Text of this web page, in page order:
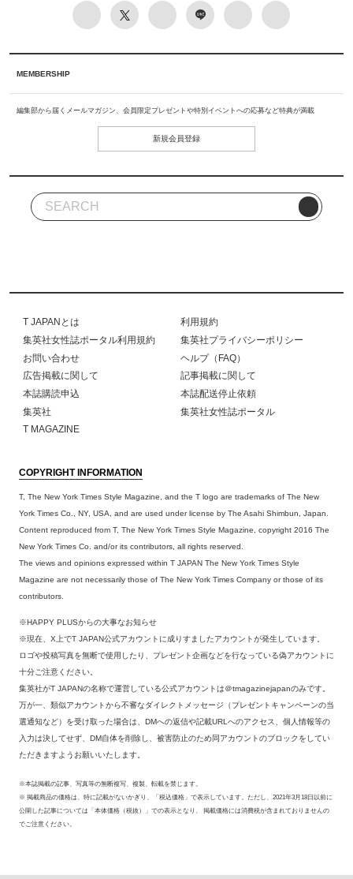
MEMBERSHIP
編集部から届くメールマガジン、会員限定プレゼントや特別イベントへの応募など特典が満載
新規会員登録
T JAPANとは
利用規約
集英社女性誌ポータル利用規約
集英社プライバシーポリシー
お問い合わせ
ヘルプ（FAQ）
広告掲載に関して
記事掲載に関して
本誌購読申込
本誌配送停止依頼
集英社
集英社女性誌ポータル
T MAGAZINE
COPYRIGHT INFORMATION
T, The New York Times Style Magazine, and the T logo are trademarks of The New
York Times Co., NY, USA, and are used under license by The Asahi Shimbun, Japan.
Content reproduced from T, The New York Times Style Magazine, copyright 2016 The
New York Times Co. and/or its contributors, all rights reserved.
The views and opinions expressed within T JAPAN The New York Times Style
Magazine are not necessarily those of The New York Times Company or those of its
contributors.
※HAPPY PLUSからの大事なお知らせ
※現在、X上でT JAPAN公式アカウントに成りすましたアカウントが発生しています。
ロゴや投稿写真を無断で使用したり、プレゼント企画などを行なっている偽アカウントに
十分ご注意ください。
集英社がT JAPANの名称で運営している公式アカウントは＠tmagazinejapanのみです。
万が一、類似アカウントから不審なダイレクトメッセージ（プレゼントキャンペーンの当
選通知など）を受け取った場合は、DMへの返信や記載URLへのアクセス、個人情報等の
入力は決してせず、DM自体を削除し、被害防止のため同アカウントのブロックをしてい
ただきますようお願いいたします。
※本誌掲載の記事、写真等の無断複写、複製、転載を禁じます。
※ 掲載商品の価格は、特に記載がないかぎり、「税込価格」で表示しています。ただし、2021年3月18日以前に
公開した記事については「本体価格（税抜）」での表示となり、 掲載価格には消費税が含まれておりませんの
でご注意ください。